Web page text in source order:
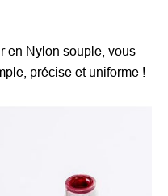
en Nylon souple, vous
précise et uniforme !